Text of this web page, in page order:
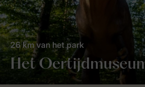
Het
26 km van het park